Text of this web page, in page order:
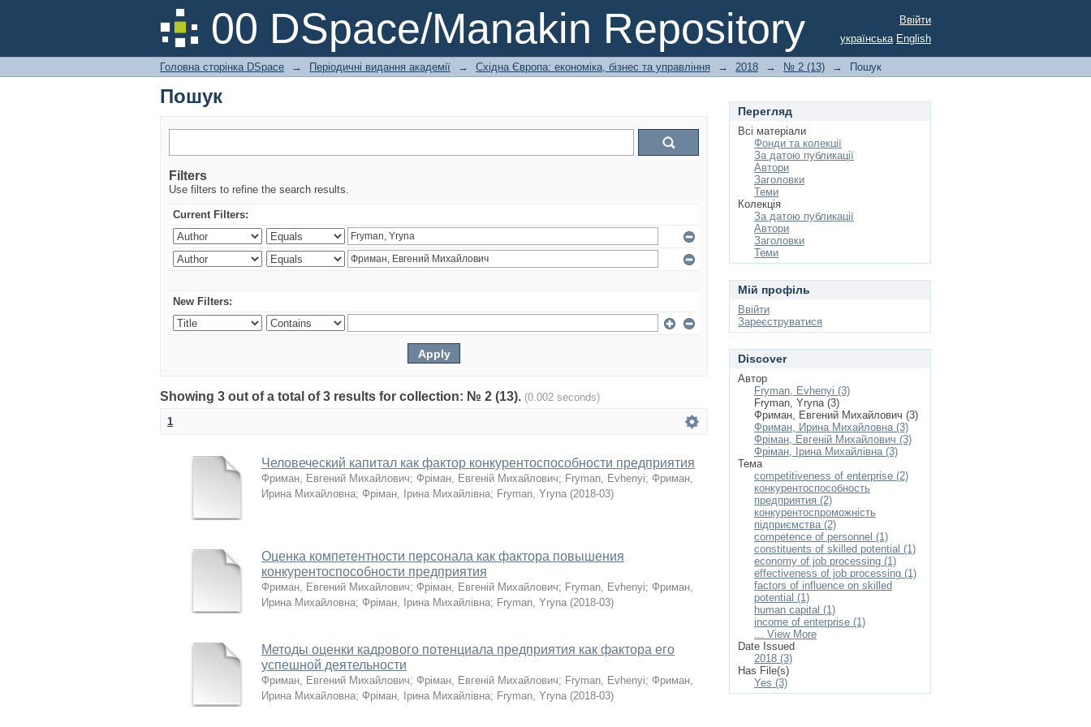
00 DSpace/Manakin Repository
Пошук
Ввійти
українська English
Головна сторінка DSpace → Періодичні видання академії → Східна Європа: економіка, бізнес та управління → 2018 → № 2 (13) → Пошук
Пошук
Filters
Use filters to refine the search results.
Current Filters:
New Filters:
Showing 3 out of a total of 3 results for collection: № 2 (13). (0.002 seconds)
1
Человеческий капитал как фактор конкурентоспособности предприятия
Фриман, Евгений Михайлович; Фріман, Евгеній Михайлович; Fryman, Evhenyi; Фриман,
Ирина Михайловна; Фріман, Ірина Михайлівна; Fryman, Yryna (2018-03)
Оценка компетентности персонала как фактора повышения
конкурентоспособности предприятия
Фриман, Евгений Михайлович; Фріман, Евгеній Михайлович; Fryman, Evhenyi; Фриман,
Ирина Михайловна; Фріман, Ірина Михайлівна; Fryman, Yryna (2018-03)
Методы оценки кадрового потенциала предприятия как фактора его
успешной деятельности
Фриман, Евгений Михайлович; Фріман, Евгеній Михайлович; Fryman, Evhenyi; Фриман,
Ирина Михайловна; Фріман, Ірина Михайлівна; Fryman, Yryna (2018-03)
Перегляд
Всі матеріали
Фонди та колекції
За датою публикації
Автори
Заголовки
Теми
Колекція
За датою публикації
Автори
Заголовки
Теми
Мій профіль
Ввійти
Зареєструватися
Discover
Автор
Fryman, Evhenyi (3)
Fryman, Yryna (3)
Фриман, Евгений Михайлович (3)
Фриман, Ирина Михайловна (3)
Фріман, Евгеній Михайлович (3)
Фріман, Ірина Михайлівна (3)
Тема
competitiveness of enterprise (2)
конкурентоспособность
предприятия (2)
конкурентоспроможність
підприємства (2)
competence of personnel (1)
constituents of skilled potential (1)
economy of job processing (1)
effectiveness of job processing (1)
factors of influence on skilled
potential (1)
human capital (1)
income of enterprise (1)
... View More
Date Issued
2018 (3)
Has File(s)
Yes (3)